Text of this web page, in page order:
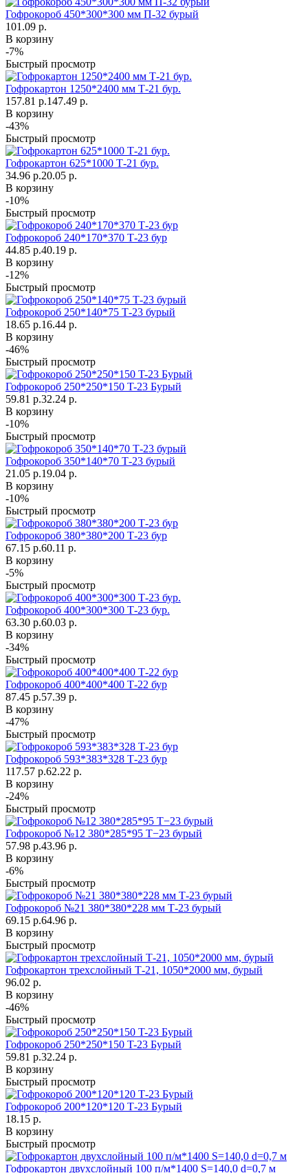
Гофрокороб 450*300*300 мм П-32 бурый
101.09 р.
В корзину
-7%
Быстрый просмотр
Гофрокартон 1250*2400 мм Т-21 бур.
157.81 р.147.49 р.
В корзину
-43%
Быстрый просмотр
Гофрокартон 625*1000 Т-21 бур.
34.96 р.20.05 р.
В корзину
-10%
Быстрый просмотр
Гофрокороб 240*170*370 Т-23 бур
44.85 р.40.19 р.
В корзину
-12%
Быстрый просмотр
Гофрокороб 250*140*75 Т-23 бурый
18.65 р.16.44 р.
В корзину
-46%
Быстрый просмотр
Гофрокороб 250*250*150 T-23 Бурый
59.81 р.32.24 р.
В корзину
-10%
Быстрый просмотр
Гофрокороб 350*140*70 Т-23 бурый
21.05 р.19.04 р.
В корзину
-10%
Быстрый просмотр
Гофрокороб 380*380*200 Т-23 бур
67.15 р.60.11 р.
В корзину
-5%
Быстрый просмотр
Гофрокороб 400*300*300 Т-23 бур.
63.30 р.60.03 р.
В корзину
-34%
Быстрый просмотр
Гофрокороб 400*400*400 Т-22 бур
87.45 р.57.39 р.
В корзину
-47%
Быстрый просмотр
Гофрокороб 593*383*328 Т-23 бур
117.57 р.62.22 р.
В корзину
-24%
Быстрый просмотр
Гофрокороб №12 380*285*95 Т−23 бурый
57.98 р.43.96 р.
В корзину
-6%
Быстрый просмотр
Гофрокороб №21 380*380*228 мм Т-23 бурый
69.15 р.64.96 р.
В корзину
Быстрый просмотр
Гофрокартон трехслойный Т-21, 1050*2000 мм, бурый
96.02 р.
В корзину
-46%
Быстрый просмотр
Гофрокороб 250*250*150 T-23 Бурый
59.81 р.32.24 р.
В корзину
Быстрый просмотр
Гофрокороб 200*120*120 Т-23 Бурый
18.15 р.
В корзину
Быстрый просмотр
Гофрокартон двухслойный 100 п/м*1400 S=140,0 d=0,7 м